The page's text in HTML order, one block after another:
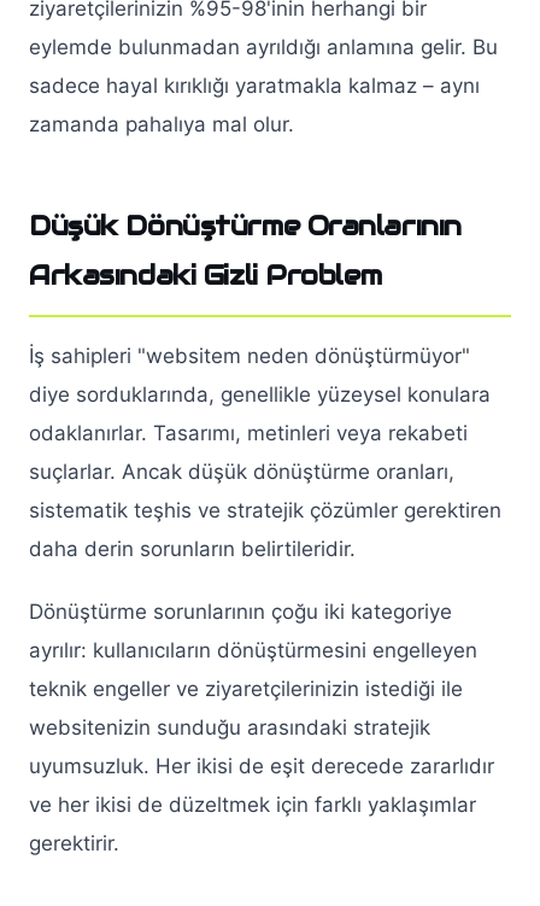
ziyaretçilerinizin %95-98'inin herhangi bir
eylemde bulunmadan ayrıldığı anlamına gelir. Bu
sadece hayal kırıklığı yaratmakla kalmaz – aynı
zamanda pahalıya mal olur.
Düşük Dönüştürme Oranlarının
Arkasındaki Gizli Problem
İş sahipleri "websitem neden dönüştürmüyor"
diye sorduklarında, genellikle yüzeysel konulara
odaklanırlar. Tasarımı, metinleri veya rekabeti
suçlarlar. Ancak düşük dönüştürme oranları,
sistematik teşhis ve stratejik çözümler gerektiren
daha derin sorunların belirtileridir.
Dönüştürme sorunlarının çoğu iki kategoriye
ayrılır: kullanıcıların dönüştürmesini engelleyen
teknik engeller ve ziyaretçilerinizin istediği ile
websitenizin sunduğu arasındaki stratejik
uyumsuzluk. Her ikisi de eşit derecede zararlıdır
ve her ikisi de düzeltmek için farklı yaklaşımlar
gerektirir.